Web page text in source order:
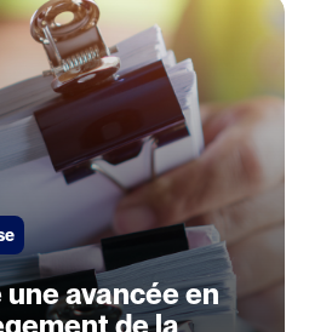
une avancée en